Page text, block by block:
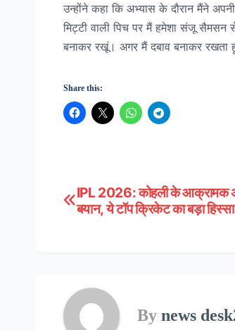
उन्होंने कहा कि अभ्यास के दौरान मैंने
मिट्टी वाली पिच पर मैं हमेशा संजू सैमसन
बनाकर रखूं। अगर मैं दबाव बनाकर रखता
Share this:
Post
IPL 2026: कोहली के आक्रामक
बयान, ये टॉप क्रिकेट का बड़ा हिस्सा
By news